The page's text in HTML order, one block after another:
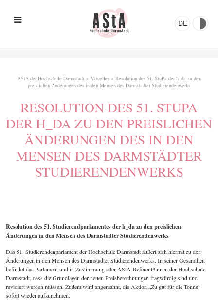
DE
AStA der Hochschule Darmstadt> Aktuelles> Resolution des 51. StuPa der h_da zu den
preislichen Änderungen des in den Mensen des Darmstädter Studierendenwerks
RESOLUTION DES 51. STUPA
DER H_DA ZU DEN PREISLICHEN
ÄNDERUNGEN DES IN DEN
MENSEN DES DARMSTÄDTER
STUDIERENDENWERKS
Resolution des 51. Studierendparlamentes der h_da zu den preislichen
Änderungen in den Mensen des Darmstädter Studierendenwerks
Das 51. Studierendenparlament der Hochschule Darmstadt äußert sich hiermit zu den
Änderungen in den Mensen des Darmstädter Studierendenwerks. In seiner Gesamtheit
befindet das Parlament und in Zustimmung aller AStA-Referent*innen der Hochschule
Darmstadt, dass die Grundlagen der neuen Preisberechnungen fragwürdig sind und
revidiert werden müssen. Zudem wird angemahnt, die Aktion „Zu gut für die Tonne“
sofort wieder aufzunehmen.